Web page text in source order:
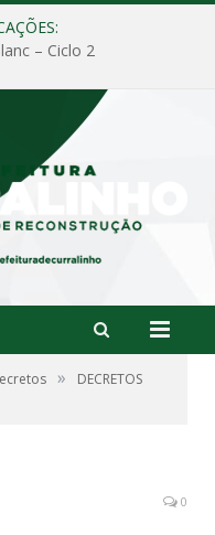
– Ciclo 2
»
DECRETOS
0